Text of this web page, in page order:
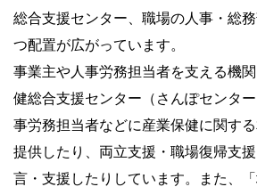
総合支援センター、職場の人事・総
つ配置が広がっています。
事業主や人事労務担当者を支える機
健総合支援センター（さんぽセンタ
事労務担当者などに産業保健に関す
提供したり、両立支援・職場復帰支
言・支援したりしています。また、